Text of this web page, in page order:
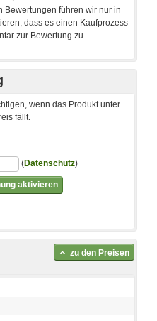
wenn das Produkt unter
fällt.
aktivieren
(Datenschutz)
zu den Preisen